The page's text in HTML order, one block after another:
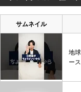
サムネイル
地
ー